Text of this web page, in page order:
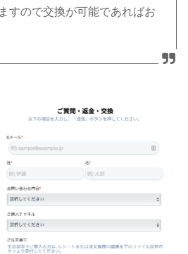
すので交換が可能であればお